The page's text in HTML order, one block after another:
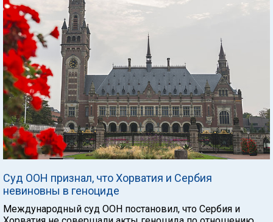
Суд ООН признал, что Хорватия и Сербия
невиновны в геноциде
Международный суд ООН постановил, что Сербия и